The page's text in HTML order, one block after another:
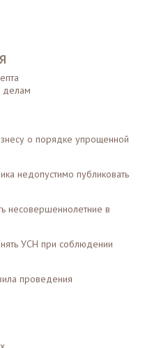
делам
о порядке упрощенной
недопустимо публиковать
несовершеннолетние в
УСН при соблюдении
проведения